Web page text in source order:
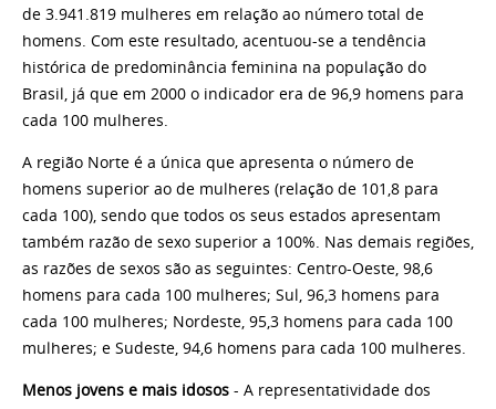
de 3.941.819 mulheres em relação ao número total de
homens. Com este resultado, acentuou-se a tendência
histórica de predominância feminina na população do
Brasil, já que em 2000 o indicador era de 96,9 homens para
cada 100 mulheres.
A região Norte é a única que apresenta o número de
homens superior ao de mulheres (relação de 101,8 para
cada 100), sendo que todos os seus estados apresentam
também razão de sexo superior a 100%. Nas demais regiões,
as razões de sexos são as seguintes: Centro-Oeste, 98,6
homens para cada 100 mulheres; Sul, 96,3 homens para
cada 100 mulheres; Nordeste, 95,3 homens para cada 100
mulheres; e Sudeste, 94,6 homens para cada 100 mulheres.
Menos jovens e mais idosos - A representatividade dos